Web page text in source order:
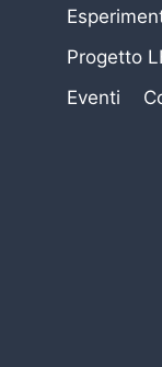
Progetto
Eventi